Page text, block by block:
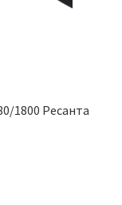
1800 Ресанта